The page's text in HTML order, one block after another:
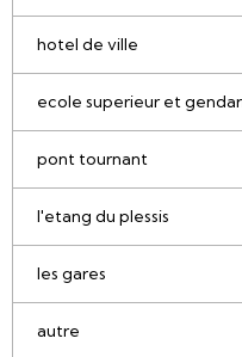
hotel de ville
ecole superieur et
pont tournant
l'etang du plessis
les gares
autre